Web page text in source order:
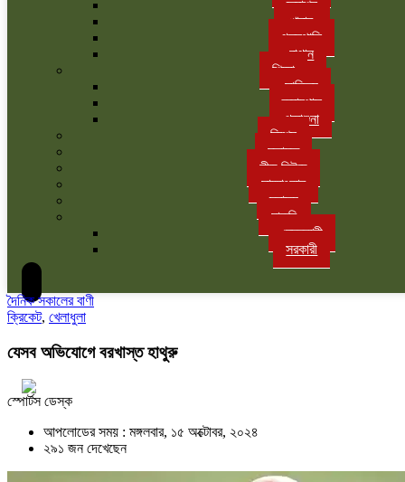
ফ্যাশন
খাবার
গৃহস্থালি
বাগান
শিক্ষা
সাহিত্য
ক্যাম্পাস
পড়াশুনা
বিশেষ
মতামত
লীড নিউজ
সাক্ষাৎকার
স্বাস্থ্য
চাকরি
বেসরকারী
সরকারী
দৈনিক সকালের বাণী
ক্রিকেট, খেলাধুলা
যেসব অভিযোগে বরখাস্ত হাথুরু
স্পোর্টস ডেস্ক
আপলোডের সময় : মঙ্গলবার, ১৫ অক্টোবর, ২০২৪
২৯১ জন দেখেছেন